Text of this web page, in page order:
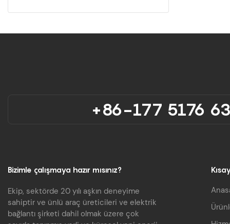
+86-177 5176
Bizimle çalışmaya hazır mısınız?
Ekip, sektörde 20 yılı aşkın deneyime
sahiptir ve ünlü araç üreticileri ve elektrik
bağlantı şirketi dahil olmak üzere çok